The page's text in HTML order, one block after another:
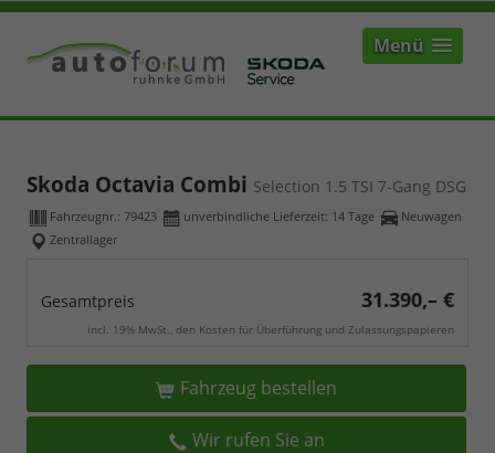
Menü
Skoda Octavia Combi Selection 1.5 TSI 7-Gang DSG
Fahrzeugnr.: 79423 unverbindliche Lieferzeit: 14 Tage
Neuwagen
Zentrallager
Gesamtpreis 31.390,– €
incl. 19% MwSt., den Kosten für Überführung und Zulassungspapieren
Fahrzeug bestellen
Wir rufen Sie an